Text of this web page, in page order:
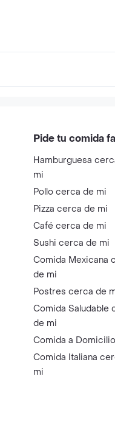
Pide tu comida
Hamburguesa
mi
Pollo cerca de mi
Pizza cerca de mi
Café cerca de mi
Sushi cerca de mi
Comida Mexicana
de mi
Postres cerca de
Comida Saludable
de mi
Comida a Domicilio
Comida Italiana
mi